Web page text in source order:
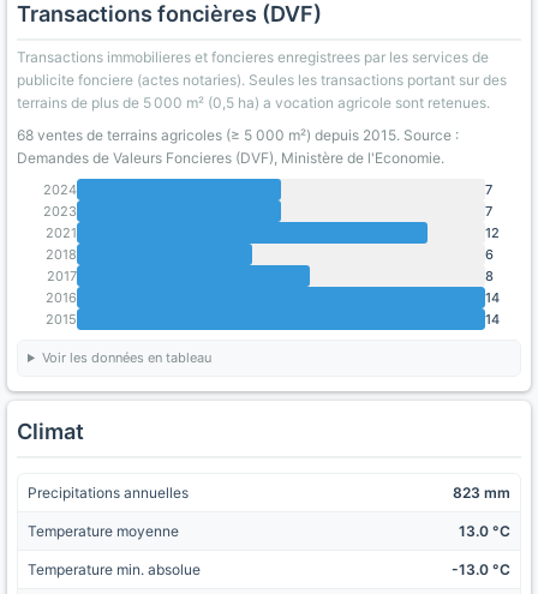
Transactions foncières (DVF)
Transactions immobilieres et foncieres enregistrees par les services de
publicite fonciere (actes notaries). Seules les transactions portant sur des
terrains de plus de 5 000 m² (0,5 ha) a vocation agricole sont retenues.
68 ventes de terrains agricoles (≥ 5 000 m²) depuis 2015. Source :
Demandes de Valeurs Foncieres (DVF), Ministère de l'Economie.
2024
7
2023
7
2021
12
2018
6
2017
8
2016
14
2015
14
Voir les données en tableau
Climat
Precipitations annuelles 823 mm
Temperature moyenne 13.0 °C
Temperature min. absolue -13.0 °C